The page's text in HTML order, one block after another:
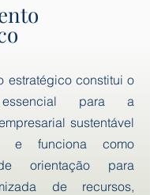
estratégico constitui o
essencial para a
sustentável
e funciona como
orientação para
de recursos,